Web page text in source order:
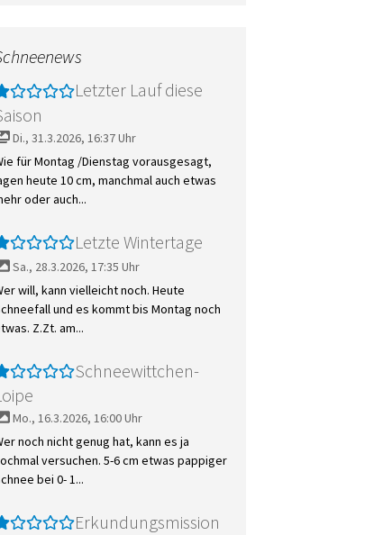
Letzter Lauf diese
Di., 31.3.2026, 16:37 Uhr
für Montag /Dienstag vorausgesagt,
heute 10 cm, manchmal auch etwas
oder auch...
Letzte Wintertage
Sa., 28.3.2026, 17:35 Uhr
will, kann vielleicht noch. Heute
und es kommt bis Montag noch
Z.Zt. am...
Schneewittchen-
Mo., 16.3.2026, 16:00 Uhr
noch nicht genug hat, kann es ja
versuchen. 5-6 cm etwas pappiger
bei 0- 1...
Erkundungsmission